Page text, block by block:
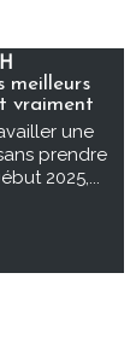
meilleurs
vraiment
une
prendre
2025,...